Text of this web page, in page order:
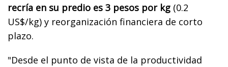
recría en su predio es 3 pesos por kg (0.2
US$/kg) y reorganización financiera de corto
plazo.
"Desde el punto de vista de la productividad